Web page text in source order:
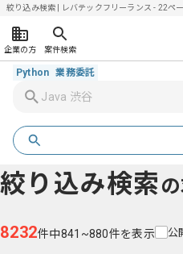
絞り込み検索 | レバテックフリーランス - 22ペ
企業の方 案件検索
Python 業務委託
絞り込み検索
8232件中841~880件を表示 公